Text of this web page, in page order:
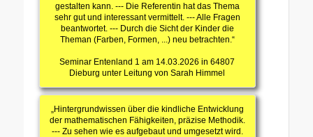
gestalten kann. --- Die Referentin hat das Thema
sehr gut und interessant vermittelt. --- Alle Fragen
beantwortet. --- Durch die Sicht der Kinder die
Theman (Farben, Formen, ...) neu betrachten.“
Seminar Entenland 1 am 14.03.2026 in 64807
Dieburg unter Leitung von Sarah Himmel
„Hintergrundwissen über die kindliche Entwicklung
der mathematischen Fähigkeiten, präzise Methodik.
--- Zu sehen wie es aufgebaut und umgesetzt wird.